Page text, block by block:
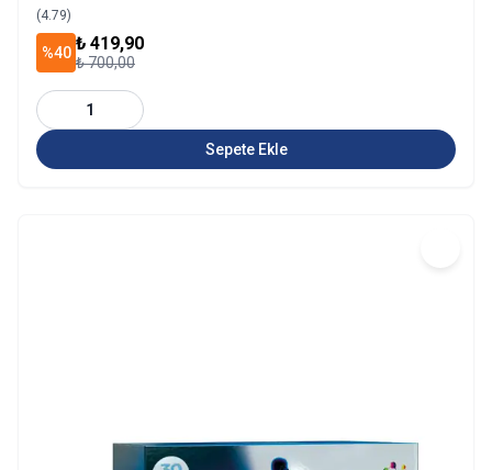
(4.79)
%40 ₺ 419,90
₺ 700,00
1
Sepete Ekle